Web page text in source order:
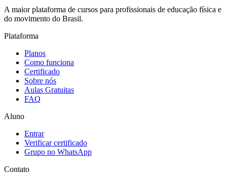
A maior plataforma de cursos para profissionais de educação física e
do movimento do Brasil.
Plataforma
Planos
Como funciona
Certificado
Sobre nós
Aulas Gratuitas
FAQ
Aluno
Entrar
Verificar certificado
Grupo no WhatsApp
Contato